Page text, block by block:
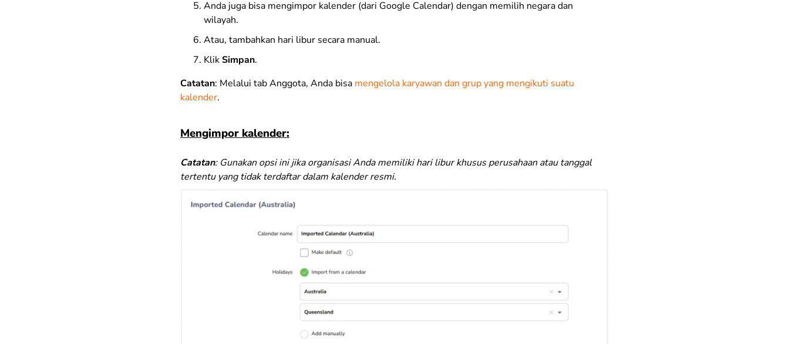
Anda juga bisa mengimpor kalender (dari Google Calendar) dengan memilih negara dan
wilayah.
Atau, tambahkan hari libur secara manual.
KlikSimpan.
Catatan: Melalui tab Anggota, Anda bisa mengelola karyawan dan grup yang mengikuti suatu
kalender.
Mengimpor kalender:
Catatan: Gunakan opsi ini jika organisasi Anda memiliki hari libur khusus perusahaan atau tanggal
tertentu yang tidak terdaftar dalam kalender resmi.